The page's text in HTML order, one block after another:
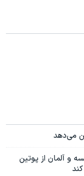
می‌دهد
و آلمان از پوتین